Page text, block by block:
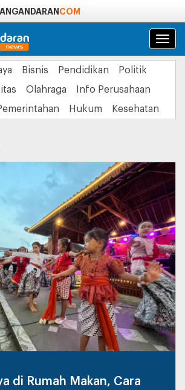
COM
Bisnis Pendidikan
Politik
Olahraga
Info Perusahaan
Hukum Kesehatan
di Rumah Makan, Cara